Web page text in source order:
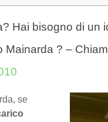
Hai bisogno di un
? –
se